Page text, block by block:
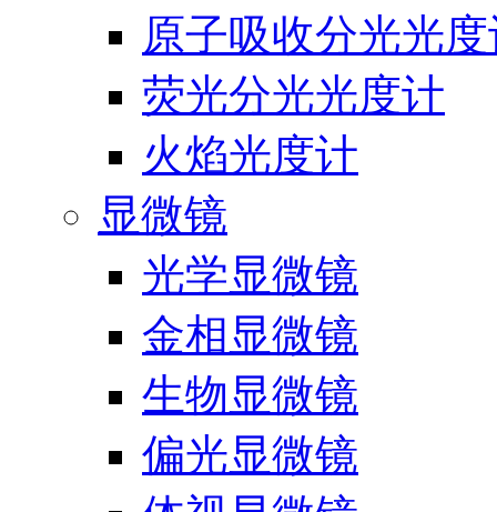
原子吸收分光光
荧光分光光度计
火焰光度计
显微镜
光学显微镜
金相显微镜
生物显微镜
偏光显微镜